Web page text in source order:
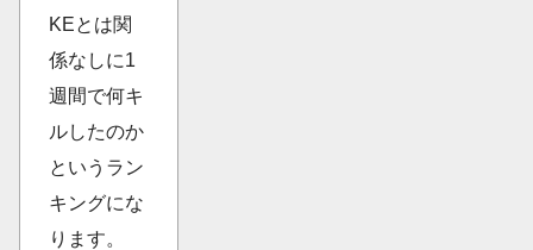
KEとは関
係なしに1
週間で何キ
ルしたのか
というラン
キングにな
ります。